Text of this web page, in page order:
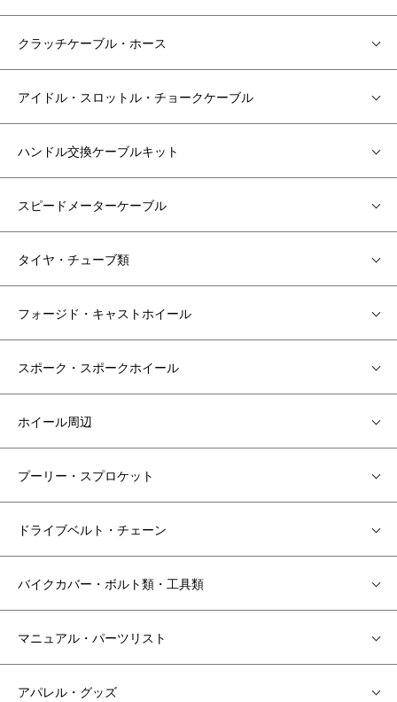
クラッチケーブル・ホース
アイドル・スロットル・チョークケーブル
ハンドル交換ケーブルキット
スピードメーターケーブル
タイヤ・チューブ類
フォージド・キャストホイール
スポーク・スポークホイール
ホイール周辺
プーリー・スプロケット
ドライブベルト・チェーン
バイクカバー・ボルト類・工具類
マニュアル・パーツリスト
アパレル・グッズ